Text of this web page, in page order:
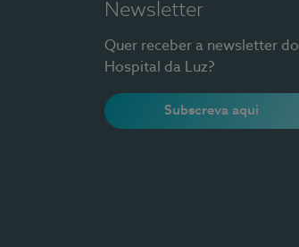
Newsletter
Quer receber a newsletter do
Hospital da Luz?
Subscreva aqui